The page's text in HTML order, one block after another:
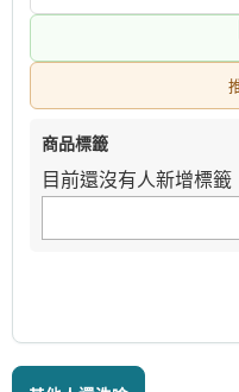
商品標籤
目前還沒有人新增標籤